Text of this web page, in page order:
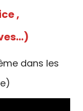
,
dans les